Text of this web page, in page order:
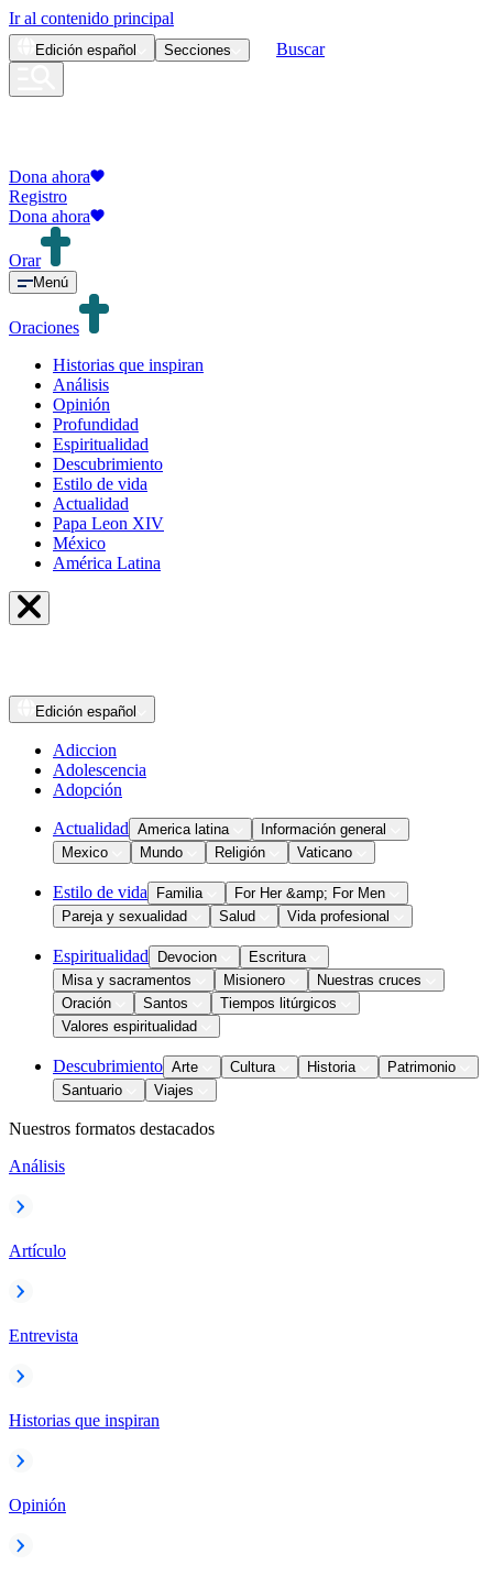
Ir al contenido principal
Edición español Secciones Buscar
Dona ahora
Registro
Dona ahora
Orar
Menú
Oraciones
Historias que inspiran
Análisis
Opinión
Profundidad
Espiritualidad
Descubrimiento
Estilo de vida
Actualidad
Papa Leon XIV
México
América Latina
Edición español
Adiccion
Adolescencia
Adopción
Actualidad America latina
Información general
Mexico
Mundo Religión Vaticano
Estilo de vida Familia
For Her &amp; For Men
Pareja y sexualidad
Salud Vida profesional
Espiritualidad Devocion
Escritura
Misa y sacramentos
Misionero
Nuestras cruces
Oración
Santos
Tiempos litúrgicos
Valores espiritualidad
Descubrimiento Arte Cultura Historia
Patrimonio
Santuario
Viajes
Nuestros formatos destacados
Análisis
Artículo
Entrevista
Historias que inspiran
Opinión